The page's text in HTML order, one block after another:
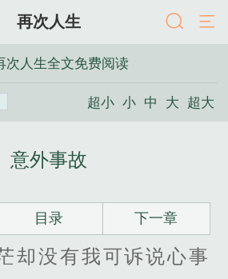
再次人生
次人生全文免费阅读
超小 小 中 大 超大
意外事故
目录 下一章
没有我可诉说心事